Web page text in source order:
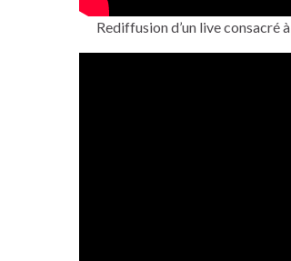
Rediffusion d’un live consacré à